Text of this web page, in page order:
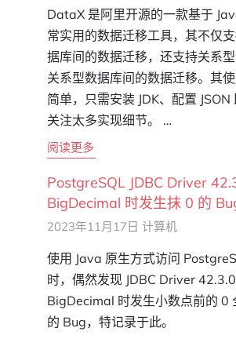
DataX 是阿里开源的一款基于
常实用的数据迁移工具，其不仅
据库间的数据迁移，还支持关系
关系型数据库间的数据迁移。其
简单，只需安装 JDK、配置 JSON
关注太多实现细节。 …
阅读更多
PostgreSQL JDBC Driver
BigDecimal 时发生抹 0 的
2023年11月17日 计算机
使用 Java 原生方式访问
时，偶然发现 JDBC Driver
BigDecimal 时发生小数点前的 0
的 Bug，特记录于此。